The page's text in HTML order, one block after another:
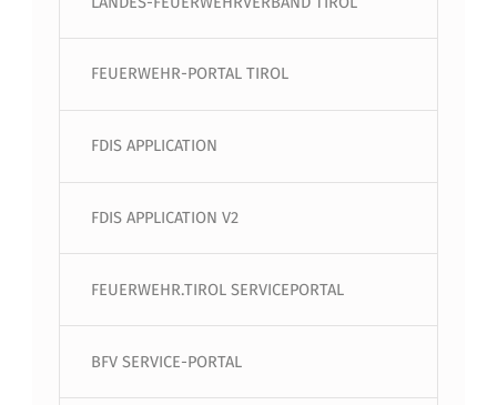
FEUERWEHR-PORTAL TIROL
FDIS APPLICATION
FDIS APPLICATION V2
FEUERWEHR.TIROL SERVICEPORTAL
BFV SERVICE-PORTAL